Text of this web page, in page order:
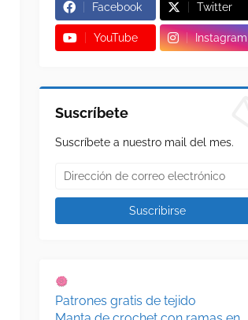
Facebook Twitter
YouTube Instagram
Suscríbete
Suscríbete a nuestro mail del mes.
Patrones gratis de tejido